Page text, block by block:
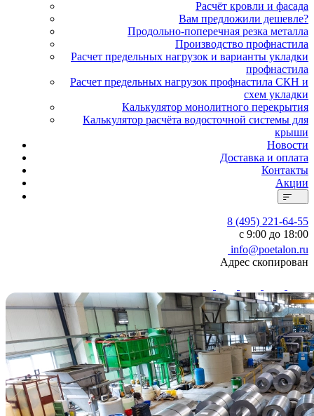
Расчёт кровли и фасада
Вам предложили дешевле?
Продольно-поперечная резка металла
Производство профнастила
Расчет предельных нагрузок и варианты укладки
профнастила
Расчет предельных нагрузок профнастила СКН и
схем укладки
Калькулятор монолитного перекрытия
Калькулятор расчёта водосточной системы для
крыши
Новости
Доставка и оплата
Контакты
Акции
8 (495) 221-64-55
с 9:00 до 18:00
info@poetalon.ru
Адрес скопирован